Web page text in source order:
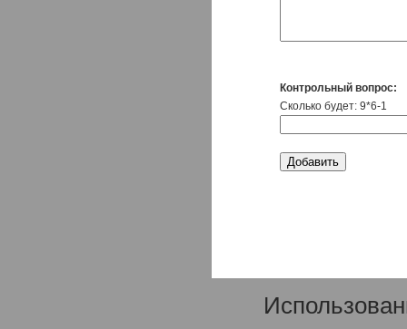
Контрольный вопрос:
Сколько будет: 9*6-1